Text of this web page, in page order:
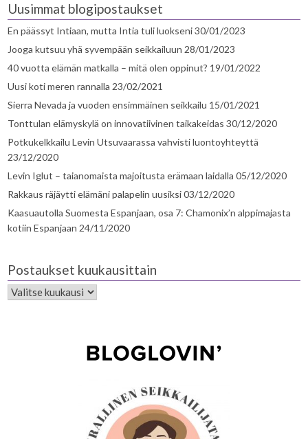
Uusimmat blogipostaukset
En päässyt Intiaan, mutta Intia tuli luokseni30/01/2023
Jooga kutsuu yhä syvempään seikkailuun 28/01/2023
40 vuotta elämän matkalla – mitä olen oppinut? 19/01/2022
Uusi koti meren rannalla 23/02/2021
Sierra Nevada ja vuoden ensimmäinen seikkailu 15/01/2021
Tonttulan elämyskylä on innovatiivinen taikakeidas 30/12/2020
Potkukelkkailu Levin Utsuvaarassa vahvisti luontoyhteyttä
23/12/2020
Levin Iglut – taianomaista majoitusta erämaan laidalla 05/12/2020
Rakkaus räjäytti elämäni palapelin uusiksi03/12/2020
Kaasuautolla Suomesta Espanjaan, osa 7: Chamonix’n alppimajasta
kotiin Espanjaan 24/11/2020
Postaukset kuukausittain